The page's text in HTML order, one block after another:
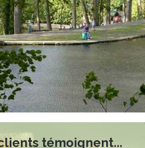
témoignent...